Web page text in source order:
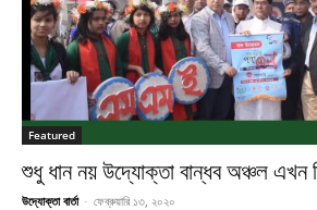
Featured
শুধু ধান নয় উদ্যোক্তা বান্ধব অঞ্চল এখন
উদ্যোক্তা বার্তা - ফেব্রুয়ারি ১৩, ২০২০